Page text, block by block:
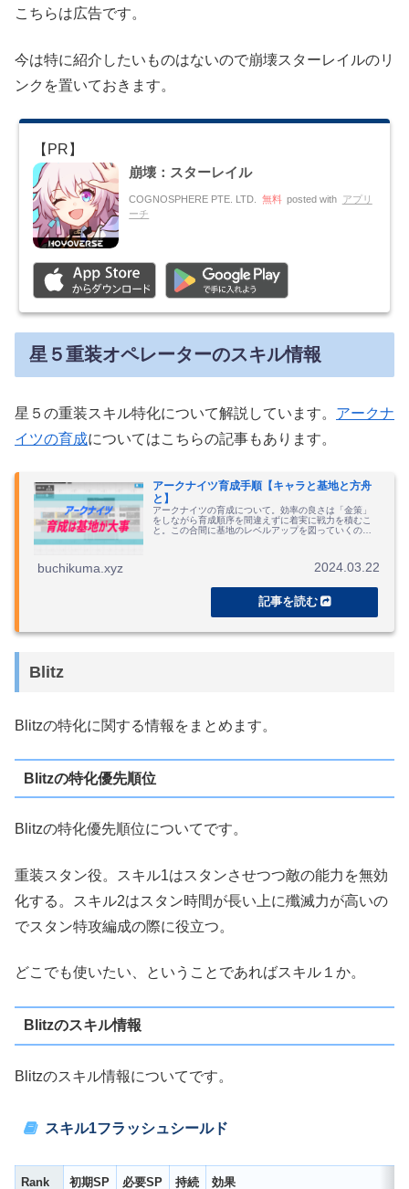
こちらは広告です。
今は特に紹介したいものはないので崩壊スターレイルのリ
ンクを置いておきます。
崩壊：スターレイル
COGNOSPHERE PTE. LTD. 無料 posted with アプリ
ーチ
星５重装オペレーターのスキル情報
星５の重装スキル特化について解説しています。 アークナ
イツの育成についてはこちらの記事もあります。
アークナイツ育成手順【キャラと基地と方舟
と】
アークナイツの育成について。効率の良さは「金策」
をしながら育成順序を間違えずに着実に戦力を積むこ
と。この合間に基地のレベルアップを図っていくので
buchikuma.xyz 2024.03.22
Blitz
Blitzの特化に関する情報をまとめます。
Blitzの特化優先順位
Blitzの特化優先順位についてです。
重装スタン役。スキル1はスタンさせつつ敵の能力を無効
化する。スキル2はスタン時間が長い上に殲滅力が高いの
でスタン特攻編成の際に役立つ。
どこでも使いたい、ということであればスキル１か。
Blitzのスキル情報
Blitzのスキル情報についてです。
スキル1フラッシュシールド
Rank 初期SP 必要SP 持続 効果